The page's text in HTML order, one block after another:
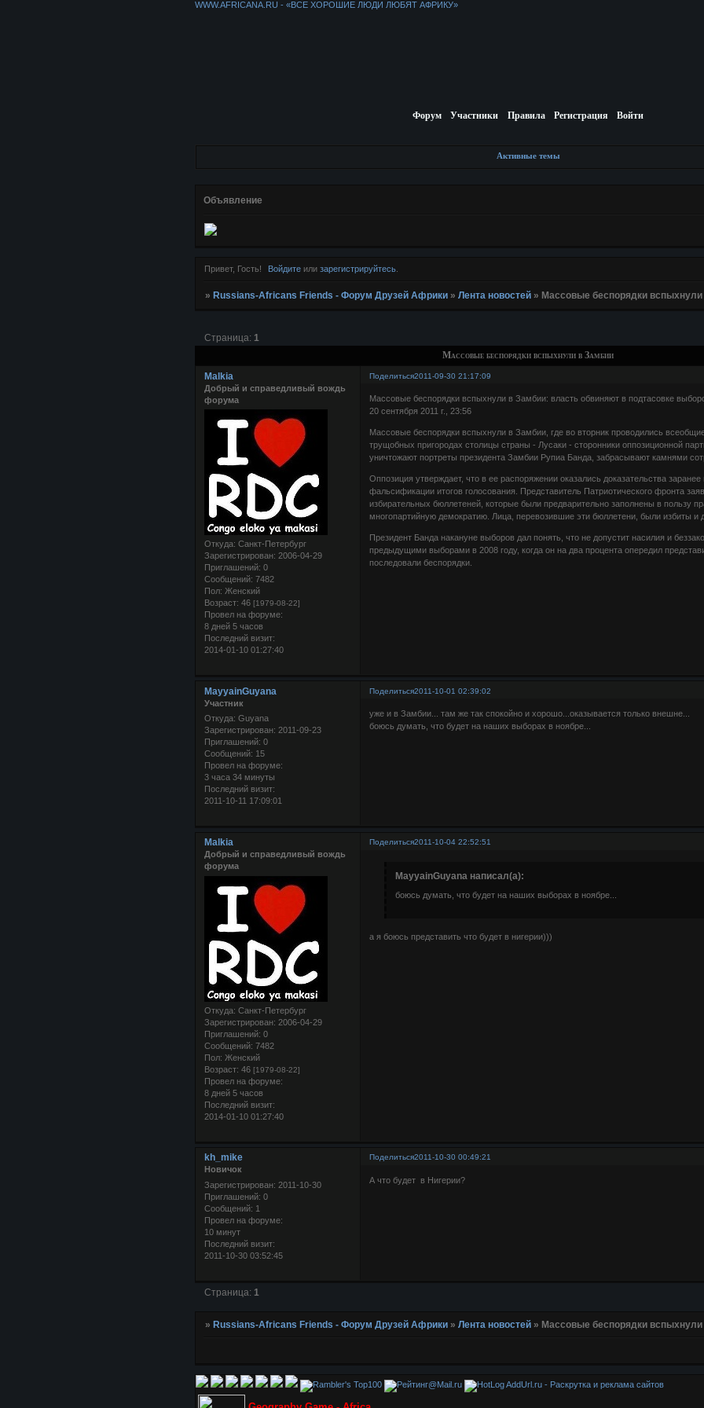
WWW.AFRICANA.RU - «ВСЕ ХОРОШИЕ ЛЮДИ ЛЮБЯТ АФРИКУ»
Форум Участники Правила Регистрация Войти
Активные темы
Объявление
Привет, Гость! Войдите или зарегистрируйтесь
» Russians-Africans Friends - Форум Друзей Африки » Лента новостей » Массовые беспорядки
Массовые беспорядки вспыхнули в Замбии
Страница: 1
Поделиться2011-09-30 21:17:09
Malkia
Добрый и справедливый вождь
форума
Откуда: Санкт-Петербург
Зарегистрирован: 2006-04-29
Приглашений: 0
Сообщений: 7482
Пол: Женский
Возраст: 46 [1979-08-22]
Провел на форуме:
8 дней 5 часов
Последний визит:
2014-01-10 01:27:40
Массовые беспорядки вспыхнули в Замбии: власть обвиняют в подтасовке
20 сентября 2011 г., 23:56
Массовые беспорядки вспыхнули в Замбии, где во вторник проводились
трущобных пригородах столицы страны - Лусаки - сторонники оппозиционной
уничтожают портреты президента Замбии Рупиа Банда, забрасывают камнями
Оппозиция утверждает, что в ее распоряжении оказались доказательства
фальсификации итогов голосования. Представитель Патриотического фронта
избирательных бюллетеней, которые были предварительно заполнены в пользу
многопартийную демократию. Лица, перевозившие эти бюллетени, были избиты и
Президент Банда накануне выборов дал понять, что не допустит насилия и
предыдущими выборами в 2008 году, когда он на два процента опередил
последовали беспорядки.
Поделиться2011-10-01 02:39:02
MayyainGuyana
Участник
Откуда: Guyana
Зарегистрирован: 2011-09-23
Приглашений: 0
Сообщений: 15
Провел на форуме:
3 часа 34 минуты
Последний визит:
2011-10-11 17:09:01
уже и в Замбии... там же так спокойно и хорошо...оказывается только внешне...
боюсь думать, что будет на наших выборах в ноябре...
Поделиться2011-10-04 22:52:51
Malkia
Добрый и справедливый вождь
форума
Откуда: Санкт-Петербург
Зарегистрирован: 2006-04-29
Приглашений: 0
Сообщений: 7482
Пол: Женский
Возраст: 46 [1979-08-22]
Провел на форуме:
8 дней 5 часов
Последний визит:
2014-01-10 01:27:40
MayyainGuyana написал(а):
боюсь думать, что будет на наших выборах в ноябре...
а я боюсь представить что будет в нигерии)))
Поделиться2011-10-30 00:49:21
kh_mike
Новичок
Зарегистрирован: 2011-10-30
Приглашений: 0
Сообщений: 1
Провел на форуме:
10 минут
Последний визит:
2011-10-30 03:52:45
А что будет в Нигерии?
Страница: 1
» Russians-Africans Friends - Форум Друзей Африки » Лента новостей » Массовые беспорядки
AddUrl.ru - Раскрутка и реклама сайтов